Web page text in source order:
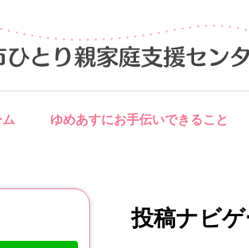
ゆめあすにお手伝いできること
投稿ナビ
ご利用について